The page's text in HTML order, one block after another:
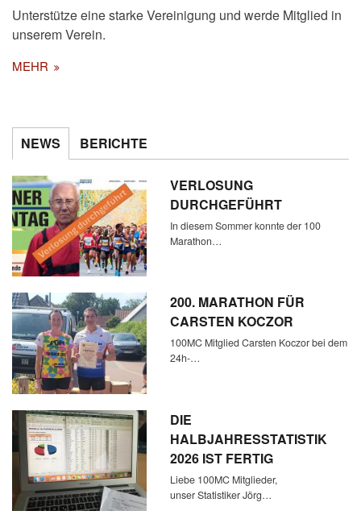
Unterstütze eine starke Vereinigung und werde Mitglied in
unserem Verein.
MEHR
NEWS BERICHTE
VERLOSUNG
DURCHGEFÜHRT
In diesem Sommer konnte der 100
Marathon…
200. MARATHON FÜR
CARSTEN KOCZOR
100MC Mitglied Carsten Koczor bei dem
24h-…
DIE
HALBJAHRESSTATISTIK
2026 IST FERTIG
Liebe 100MC Mitglieder,
unser Statistiker Jörg…